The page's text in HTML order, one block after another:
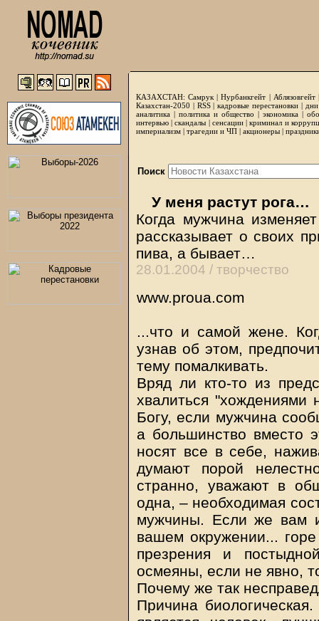
КАЗАХСТАН: Самрук |Нурбанкгейт | Аблязовгейт
Казахстан-2050 | RSS|кадровые перестановки|
аналитика | политика и общество | экономика |
интервью |скандалы | сенсации|криминал и
империализм | трагедии и ЧП | акционеры |
Поиск
У меня растут рога…
Когда мужчина
рассказывает о своих
пива, а бывает…
28.01.2004 / творчество
www.proua.com
...что и самой жене.
узнав об этом,
тему помалкивать.
Вряд ли кто-то из
хвалиться "хождениями
Богу, если мужчина
а большинство вместо
носят все в себе,
думают порой
странно, уважают в
одна, – необходимая
мужчины. Если же вам
вашем окружении...
презрения и
осмеяны, если не явно,
Почему же так
Причина